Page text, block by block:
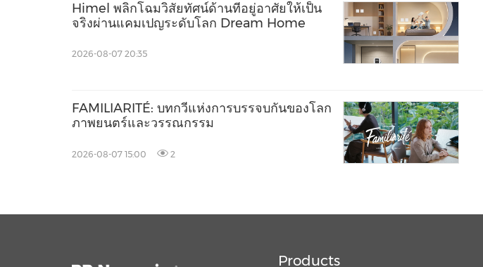
Himel พลิกโฉมวิสัยทัศน์ด้านที่อยู่อาศัยให้เป็น
จริงผ่านแคมเปญระดับโลก Dream Home
2026-08-07 20:35
FAMILIARITÉ: บทกวีแห่งการบรรจบกันของโลก
ภาพยนตร์และวรรณกรรม
2026-08-07 15:00 2
Products